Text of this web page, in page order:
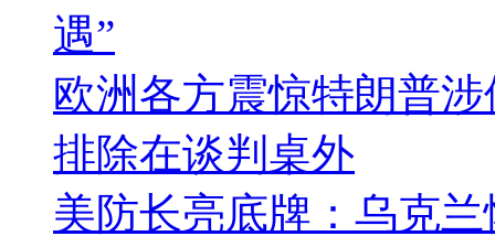
遇”
欧洲各方震惊特朗普
排除在谈判桌外
美防长亮底牌：乌克